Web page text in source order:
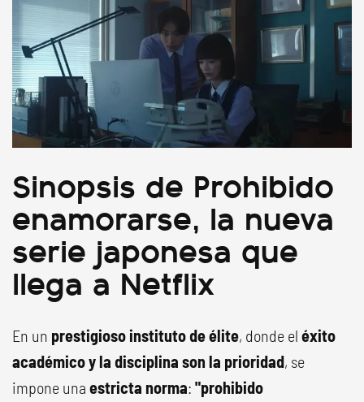
Sinopsis de Prohibido
enamorarse, la nueva
serie japonesa que
llega a Netflix
En un prestigioso instituto de élite, donde el éxito
académico y la disciplina son la prioridad, se
impone una estricta norma: "prohibido